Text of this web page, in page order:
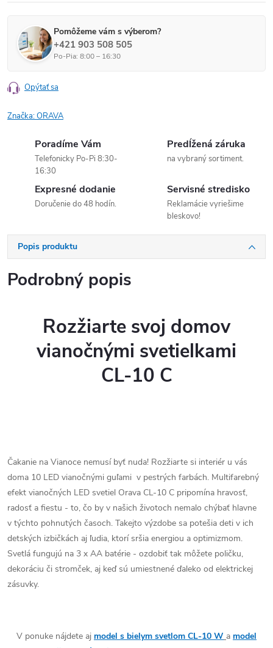
Pomôžeme vám s výberom?
+421 903 508 505
Po-Pia: 8:00 – 16:30
Opýtať sa
Značka:ORAVA
Poradíme Vám
Telefonicky Po-Pi 8:30-
16:30
Predĺžená záruka
na vybraný sortiment.
Expresné dodanie
Doručenie do 48 hodín.
Servisné stredisko
Reklamácie vyriešime
bleskovo!
Popis produktu
Podrobný popis
Rozžiarte svoj domov
vianočnými svetielkami
CL-10 C
Čakanie na Vianoce nemusí byť nuda! Rozžiarte si interiér u vás
doma 10 LED vianočnými guľami v pestrých farbách. Multifarebný
efekt vianočných LED svetiel Orava CL-10 C pripomína hravosť,
radosť a fiestu - to, čo by v našich životoch nemalo chýbať hlavne
v týchto pohnutých časoch. Takejto výzdobe sa potešia deti v ich
detských izbičkách aj ľudia, ktorí sršia energiou a optimizmom.
Svetlá fungujú na 3 x AA batérie - ozdobiť tak môžete poličku,
dekoráciu či stromček, aj keď sú umiestnené ďaleko od elektrickej
zásuvky.
V ponuke nájdete aj model s bielym svetlom CL-10 W a model